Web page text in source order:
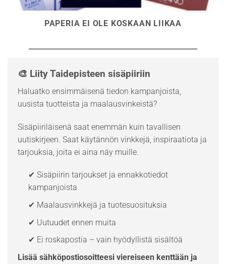
PAPERIA EI OLE KOSKAAN LIIKAA
🎨 Liity Taidepisteen sisäpiiriin
Haluatko ensimmäisenä tiedon kampanjoista,
uusista tuotteista ja maalausvinkeistä?
Sisäpiiriläisenä saat enemmän kuin tavallisen
uutiskirjeen. Saat käytännön vinkkejä, inspiraatiota ja
tarjouksia, joita ei aina näy muille.
✔ Sisäpiirin tarjoukset ja ennakkotiedot
kampanjoista
✔ Maalausvinkkejä ja tuotesuosituksia
✔ Uutuudet ennen muita
✔ Ei roskapostia – vain hyödyllistä sisältöä
Lisää sähköpostiosoitteesi viereiseen kenttään ja